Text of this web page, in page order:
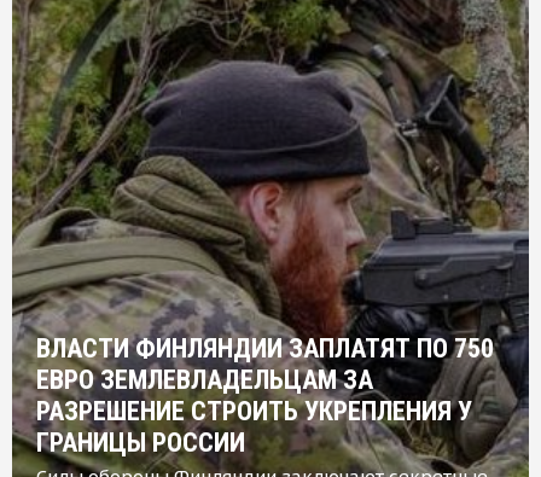
ВЛАСТИ ФИНЛЯНДИИ ЗАПЛАТЯТ ПО 750
ЕВРО ЗЕМЛЕВЛАДЕЛЬЦАМ ЗА
РАЗРЕШЕНИЕ СТРОИТЬ УКРЕПЛЕНИЯ У
ГРАНИЦЫ РОССИИ